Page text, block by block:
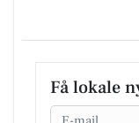
Få lokale
Email